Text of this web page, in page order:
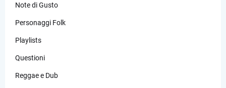
Note di Gusto
Personaggi Folk
Playlists
Questioni
Reggae e Dub